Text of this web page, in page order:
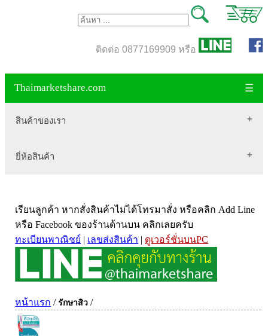
ติดต่อ 0877169909 หรือ
Thaimarketshare.com ☰
สินค้าของเรา
สินค้าขายดี
เครื่องดื่มกาแฟ
ขนาด อกสตรี
ผิวพรรณ-กลูต้า
แผลเป็น หลุมสิว
ยี่ห้อสินค้า
Blackmores
VitaHealth
Mega we care
Vistra วิสทร้า
Maxxlife WellGate
เรียนลูกค้า หากสั่งสินค้าไม่ได้โทรมาสั่ง หรือคลิก Add Line
หรือ Facebook ของร้านด้านบน คลิกเลยครับ
ทะเบียนพาณิชย์ | เลขส่งสินค้า | ดูเวอร์ชั่นบนPC
หน้าแรก /รักษาสิว /